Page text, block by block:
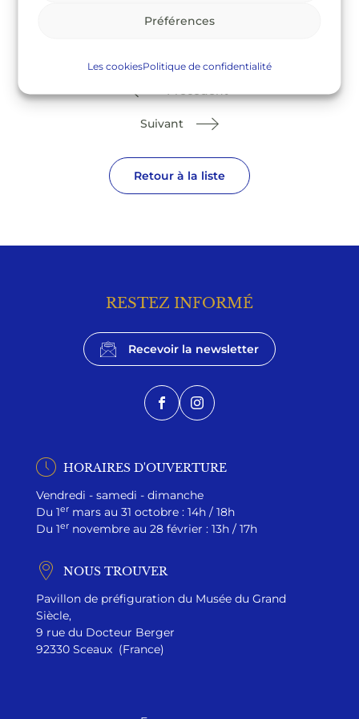
Préférences
Les cookiesPolitique de confidentialité
réputé pour ses représentations de paysages.
Précédent
Suivant
Retour à la liste
RESTEZ INFORMÉ
Recevoir la newsletter
FacebookInstagram
HORAIRES D'OUVERTURE
Vendredi - samedi - dimanche
Du 1er mars au 31 octobre : 14h / 18h
Du 1er novembre au 28 février : 13h / 17h
NOUS TROUVER
Pavillon de préfiguration du Musée du Grand
Siècle,
9 rue du Docteur Berger
92330 Sceaux (France)